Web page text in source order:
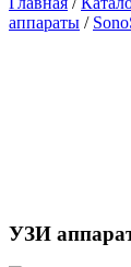
аппараты /
УЗИ